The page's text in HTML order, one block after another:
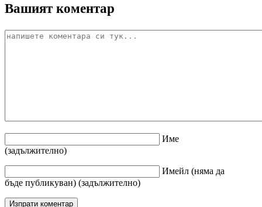
Вашият коментар
Име
(задължително)
Имейл (няма да
бъде публикуван) (задължително)